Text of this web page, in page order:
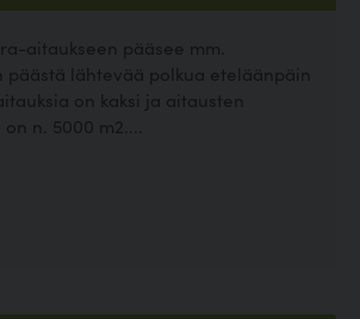
aitaukseen pääsee mm.
päästä lähtevää polkua eteläänpäin
on kaksi ja aitausten
n. 5000 m2....